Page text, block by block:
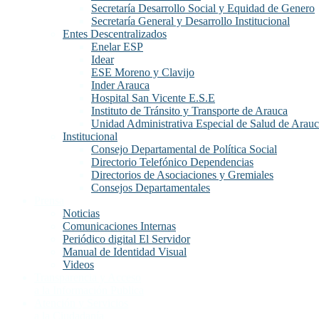
Secretaría Desarrollo Social y Equidad de Genero
Secretaría General y Desarrollo Institucional
Entes Descentralizados
Enelar ESP
Idear
ESE Moreno y Clavijo
Inder Arauca
Hospital San Vicente E.S.E
Instituto de Tránsito y Transporte de Arauca
Unidad Administrativa Especial de Salud de
Institucional
Consejo Departamental de Política Social
Directorio Telefónico Dependencias
Directorios de Asociaciones y Gremiales
Consejos Departamentales
Noticias
Comunicaciones Internas
Periódico digital El Servidor
Manual de Identidad Visual
Videos